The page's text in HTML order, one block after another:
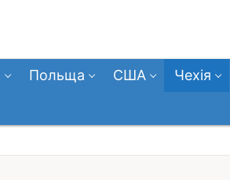
Польща США Чехія